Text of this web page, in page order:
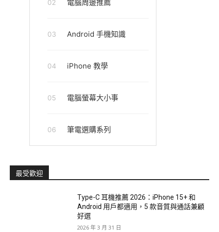
02 電腦周邊推薦
03 Android 手機知識
04 iPhone 教學
05 電腦螢幕大小事
06 筆電選購系列
最受歡迎
Type-C 耳機推薦 2026：iPhone 15+ 和
Android 用戶都適用，5 款音質與通話兼顧
好選
2026 年 3 月 31 日